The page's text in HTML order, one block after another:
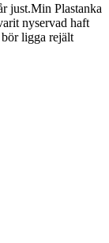
just.Min Plastanka
nyservad haft
ligga rejält